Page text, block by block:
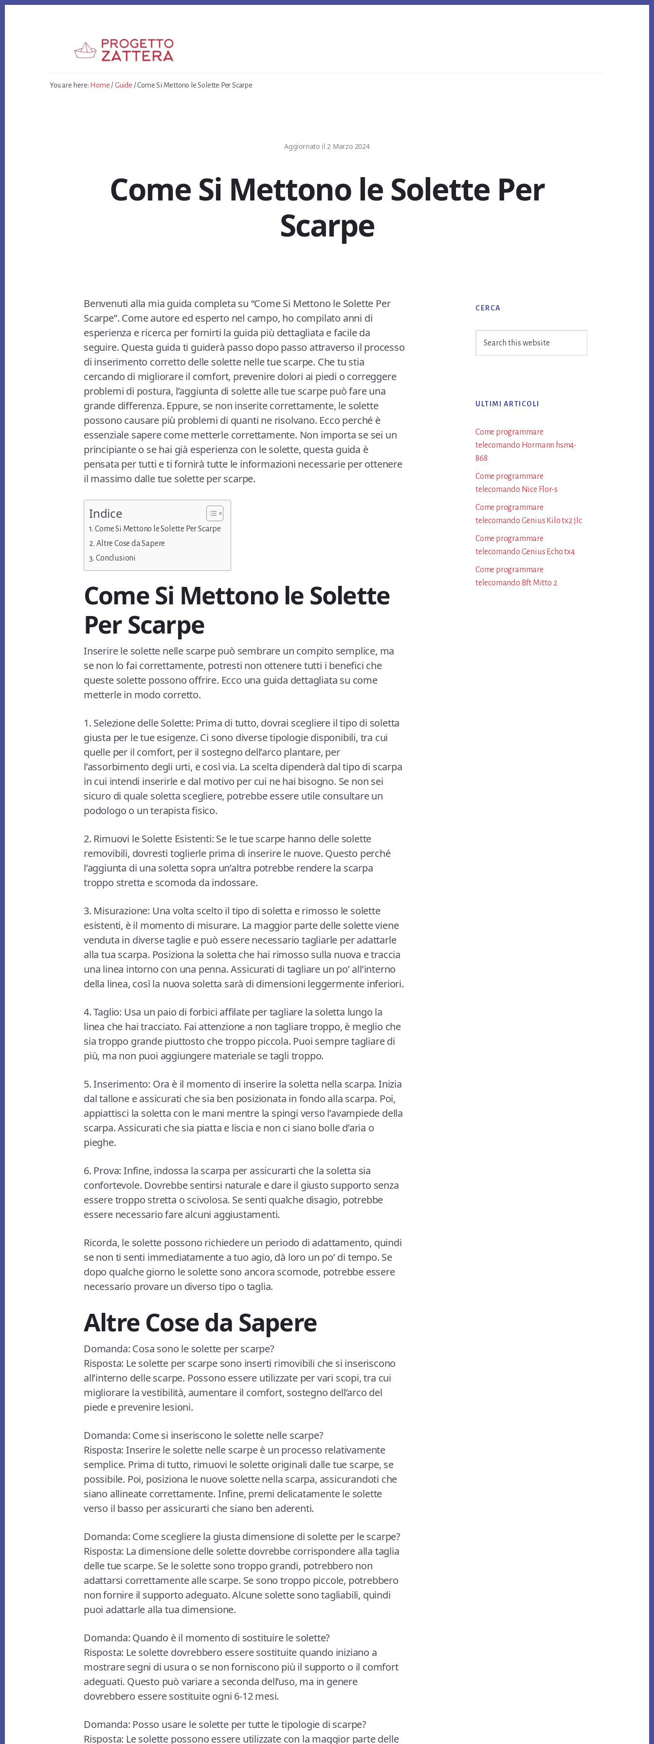
You are here: Home /Guide /Come Si Mettono le Solette Per Scarpe
Aggiornato il2 Marzo 2024
Come Si Mettono le Solette Per
Scarpe
Benvenuti alla mia guida completa su “Come Si Mettono le Solette Per
Scarpe”. Come autore ed esperto nel campo, ho compilato anni di
esperienza e ricerca per fornirti la guida più dettagliata e facile da
seguire. Questa guida ti guiderà passo dopo passo attraverso il processo
di inserimento corretto delle solette nelle tue scarpe. Che tu stia
cercando di migliorare il comfort, prevenire dolori ai piedi o correggere
problemi di postura, l’aggiunta di solette alle tue scarpe può fare una
grande differenza. Eppure, se non inserite correttamente, le solette
possono causare più problemi di quanti ne risolvano. Ecco perché è
essenziale sapere come metterle correttamente. Non importa se sei un
principiante o se hai già esperienza con le solette, questa guida è
pensata per tutti e ti fornirà tutte le informazioni necessarie per ottenere
il massimo dalle tue solette per scarpe.
Indice
Come Si Mettono le Solette Per Scarpe
Altre Cose da Sapere
Conclusioni
Come Si Mettono le Solette
Per Scarpe
Inserire le solette nelle scarpe può sembrare un compito semplice, ma
se non lo fai correttamente, potresti non ottenere tutti i benefici che
queste solette possono offrire. Ecco una guida dettagliata su come
metterle in modo corretto.
1. Selezione delle Solette: Prima di tutto, dovrai scegliere il tipo di soletta
giusta per le tue esigenze. Ci sono diverse tipologie disponibili, tra cui
quelle per il comfort, per il sostegno dell’arco plantare, per
l’assorbimento degli urti, e così via. La scelta dipenderà dal tipo di scarpa
in cui intendi inserirle e dal motivo per cui ne hai bisogno. Se non sei
sicuro di quale soletta scegliere, potrebbe essere utile consultare un
podologo o un terapista fisico.
2. Rimuovi le Solette Esistenti: Se le tue scarpe hanno delle solette
removibili, dovresti toglierle prima di inserire le nuove. Questo perché
l’aggiunta di una soletta sopra un’altra potrebbe rendere la scarpa
troppo stretta e scomoda da indossare.
3. Misurazione: Una volta scelto il tipo di soletta e rimosso le solette
esistenti, è il momento di misurare. La maggior parte delle solette viene
venduta in diverse taglie e può essere necessario tagliarle per adattarle
alla tua scarpa. Posiziona la soletta che hai rimosso sulla nuova e traccia
una linea intorno con una penna. Assicurati di tagliare un po’ all’interno
della linea, così la nuova soletta sarà di dimensioni leggermente inferiori.
4. Taglio: Usa un paio di forbici affilate per tagliare la soletta lungo la
linea che hai tracciato. Fai attenzione a non tagliare troppo, è meglio che
sia troppo grande piuttosto che troppo piccola. Puoi sempre tagliare di
più, ma non puoi aggiungere materiale se tagli troppo.
5. Inserimento: Ora è il momento di inserire la soletta nella scarpa. Inizia
dal tallone e assicurati che sia ben posizionata in fondo alla scarpa. Poi,
appiattisci la soletta con le mani mentre la spingi verso l’avampiede della
scarpa. Assicurati che sia piatta e liscia e non ci siano bolle d’aria o
pieghe.
6. Prova: Infine, indossa la scarpa per assicurarti che la soletta sia
confortevole. Dovrebbe sentirsi naturale e dare il giusto supporto senza
essere troppo stretta o scivolosa. Se senti qualche disagio, potrebbe
essere necessario fare alcuni aggiustamenti.
Ricorda, le solette possono richiedere un periodo di adattamento, quindi
se non ti senti immediatamente a tuo agio, dà loro un po’ di tempo. Se
dopo qualche giorno le solette sono ancora scomode, potrebbe essere
necessario provare un diverso tipo o taglia.
Altre Cose da Sapere
Domanda: Cosa sono le solette per scarpe?
Risposta: Le solette per scarpe sono inserti rimovibili che si inseriscono
all’interno delle scarpe. Possono essere utilizzate per vari scopi, tra cui
migliorare la vestibilità, aumentare il comfort, sostegno dell’arco del
piede e prevenire lesioni.
Domanda: Come si inseriscono le solette nelle scarpe?
Risposta: Inserire le solette nelle scarpe è un processo relativamente
semplice. Prima di tutto, rimuovi le solette originali dalle tue scarpe, se
possibile. Poi, posiziona le nuove solette nella scarpa, assicurandoti che
siano allineate correttamente. Infine, premi delicatamente le solette
verso il basso per assicurarti che siano ben aderenti.
Domanda: Come scegliere la giusta dimensione di solette per le scarpe?
Risposta: La dimensione delle solette dovrebbe corrispondere alla taglia
delle tue scarpe. Se le solette sono troppo grandi, potrebbero non
adattarsi correttamente alle scarpe. Se sono troppo piccole, potrebbero
non fornire il supporto adeguato. Alcune solette sono tagliabili, quindi
puoi adattarle alla tua dimensione.
Domanda: Quando è il momento di sostituire le solette?
Risposta: Le solette dovrebbero essere sostituite quando iniziano a
mostrare segni di usura o se non forniscono più il supporto o il comfort
adeguati. Questo può variare a seconda dell’uso, ma in genere
dovrebbero essere sostituite ogni 6-12 mesi.
Domanda: Posso usare le solette per tutte le tipologie di scarpe?
Risposta: Le solette possono essere utilizzate con la maggior parte delle
Primary
Sidebar
CERCA
ULTIMI ARTICOLI
Come programmare
telecomando Hormann​ hsm4-
868​
Come programmare
telecomando Nice Flor-s​
Come programmare
telecomando Genius Kilo tx2 jlc​
Come programmare
telecomando Genius Echo tx4​
Come programmare
telecomando Bft Mitto 2​